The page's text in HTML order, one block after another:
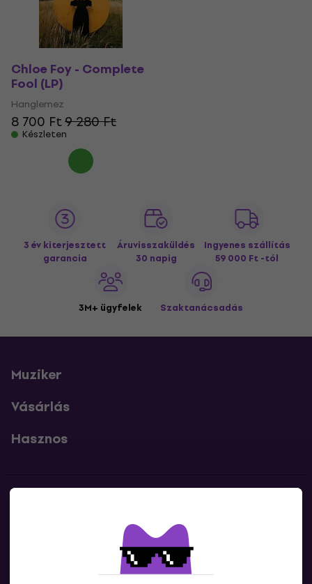
Chloe Foy - Complete
Fool (LP)
Hanglemez
8 700 Ft9 280 Ft
Készleten
3 év kiterjesztett
garancia
Áruvisszaküldés
30 napig
Ingyenes szállítás
59 000 Ft -tól
3M+ ügyfelek Szaktanácsadás
Muziker
Vásárlás
Hasznos
Lépj kapcsolatba velünk